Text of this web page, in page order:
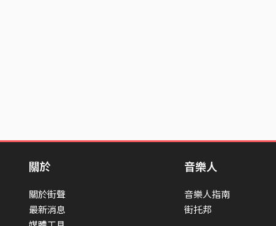
關於
關於街聲
最新消息
音樂人
音樂人指南
街托邦